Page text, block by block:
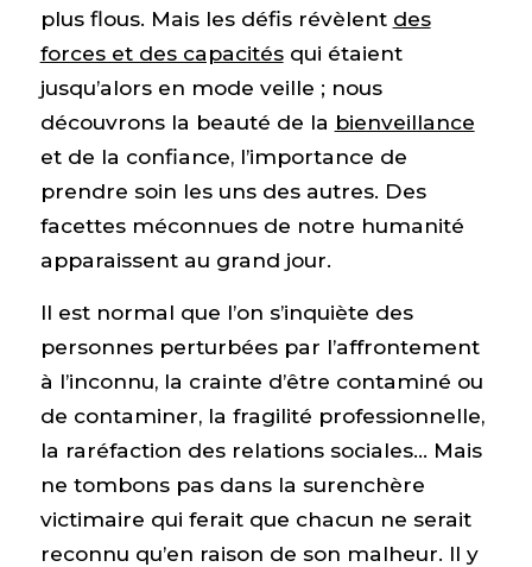
plus flous. Mais les défis révèlent des
forces et des capacitésqui étaient
jusqu’alors en mode veille ; nous
découvrons la beauté de la bienveillance
et de la confiance,l’importance de
prendre soin les uns des autres. Des
facettes méconnues de notre humanité
apparaissent au grand jour.
Il est normal que l’on s’inquiète des
personnes perturbées par l’affrontement
à l’inconnu, la crainte d’être contaminé ou
de contaminer, la fragilité professionnelle,
la raréfaction des relations sociales… Mais
ne tombons pas dans la surenchère
victimaire qui ferait que chacun ne serait
reconnu qu’en raison de son malheur. Il y